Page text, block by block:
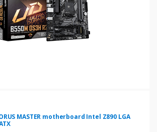
MASTER motherboard Intel Z890 LGA